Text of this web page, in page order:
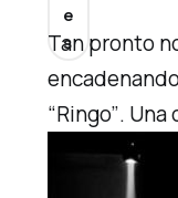
Tan pronto
“Ringo”. Una
e
s